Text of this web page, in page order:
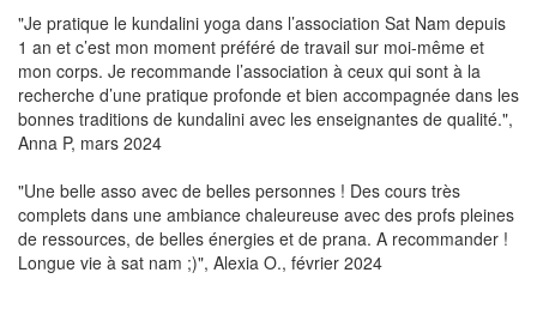
"Je pratique le kundalini yoga dans l’association Sat Nam depuis
1 an et c’est mon moment préféré de travail sur moi-même et
mon corps. Je recommande l’association à ceux qui sont à la
recherche d’une pratique profonde et bien accompagnée dans les
bonnes traditions de kundalini avec les enseignantes de qualité.",
Anna P, mars 2024
"Une belle asso avec de belles personnes ! Des cours très
complets dans une ambiance chaleureuse avec des profs pleines
de ressources, de belles énergies et de prana. A recommander !
Longue vie à sat nam ;)", Alexia O., février 2024